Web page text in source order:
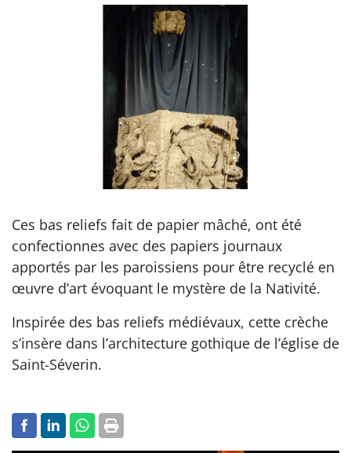
Ces bas reliefs fait de papier mâché, ont été
confectionnes avec des papiers journaux
apportés par les paroissiens pour être recyclé en
œuvre d’art évoquant le mystère de la Nativité.
Inspirée des bas reliefs médiévaux, cette crèche
s’insère dans l’architecture gothique de l’église de
Saint-Séverin.